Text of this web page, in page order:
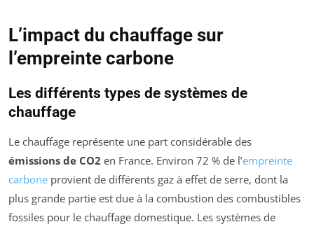
L’impact du chauffage sur
l’empreinte carbone
Les différents types de systèmes de
chauffage
Le chauffage représente une part considérable des
émissions de CO2 en France. Environ 72 % de l’empreinte
carbone provient de différents gaz à effet de serre, dont la
plus grande partie est due à la combustion des combustibles
fossiles pour le chauffage domestique. Les systèmes de